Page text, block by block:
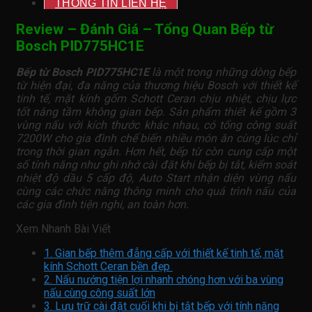
THÔNG TIN LIÊN HỆ
Review – Đánh Giá – Tổng Quan Bếp từ
Bosch PID775HC1E
Bếp từ Bosch PID775HC1Elà một trong những dòng bếp
từ hiện đại, đa năng của thương hiệu Bosch với thiết kế
tinh tế, mặt kính gốm Schott Ceran chịu nhiệt, chịu lực
tốt nâng tầm không gian bếp. Sản phẩm thiết kế gồm 3
vùng nấu với kích thước khác nhau, có tổng công suất
7200W cho gia đình chế biến nhiều món ăn cùng lúc chỉ
trong thời gian ngắn. Hơn hết, bếp từ còn cung cấp một
số tính năng như ghi nhớ cài đặt khi bếp bị tắt, kiểm soát
nhiệt độ dầu 5 cấp độ, Auto Start nhận diện vùng nấu
cùng các chức năng thông minh cho quá trình nấu của
các gia đình tiện nghi, an toàn hơn.
Xem Nhanh Bài Viết
1. Gian bếp thêm đẳng cấp với thiết kế tinh tế, mặt
kính Schott Ceran bền đẹp
2. Nấu nướng tiện lợi nhanh chóng hơn với ba vùng
nấu cùng công suất lớn
3. Lưu trữ cài đặt cuối khi bị tắt bếp với tính năng